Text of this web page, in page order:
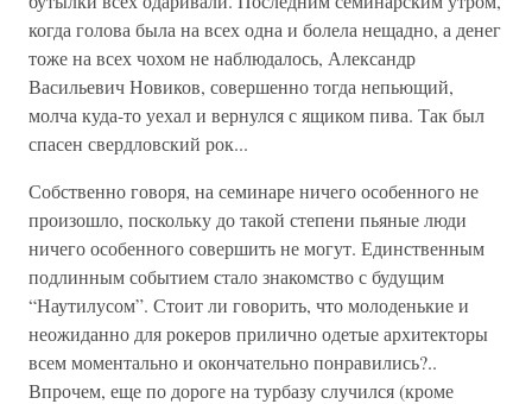
когда голова была на всех одна и болела нещадно, а денег
тоже на всех чохом не наблюдалось, Александр
Васильевич Новиков, совершенно тогда непьющий,
молча куда-то уехал и вернулся с ящиком пива. Так был
спасен свердловский рок...
Собственно говоря, на семинаре ничего особенного не
произошло, поскольку до такой степени пьяные люди
ничего особенного совершить не могут. Единственным
подлинным событием стало знакомство с будущим
“Наутилусом”. Стоит ли говорить, что молоденькие и
неожиданно для рокеров прилично одетые архитекторы
всем моментально и окончательно понравились?..
Впрочем, еще по дороге на турбазу случился (кроме